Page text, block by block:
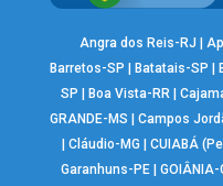
Angra dos Reis-RJ
Barretos-SP
Batatais-SP
SP
Boa Vista-RR |
GRANDE-MS
Campos
Cláudio-MG CUIABÁ
Garanhuns-PE |GOIÂNIA-